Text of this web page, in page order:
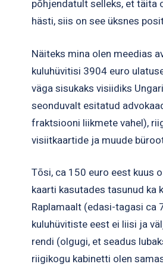
põhjendatult selleks, et täita
hästi, siis on see üksnes
Näiteks mina olen meedias
kuluhüvitisi 3904 euro
väga sisukaks visiidiks
seonduvalt esitatud
fraktsiooni liikmete vahel),
visiitkaartide ja muude
Tõsi, ca 150 euro eest kuus
kaarti kasutades tasunud ka
Raplamaalt (edasi-tagasi ca
kuluhüvitiste eest ei liisi ja
rendi (olgugi, et seadus
riigikogu kabinetti olen